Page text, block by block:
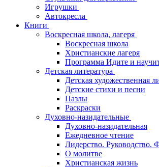
Игрушки
Автокресла
Книги
Воскресная школа, лагеря
Воскресная школа
Христианские лагеря
Программа Идите и
Детская литература
Детская художественная
Детские стихи и песни
Пазлы
Раскраски
Духовно-назидательные
Духовно-назидательная
Ежедневное чтение
Лидерство. Руководство.
О молитве
Христианская жизнь